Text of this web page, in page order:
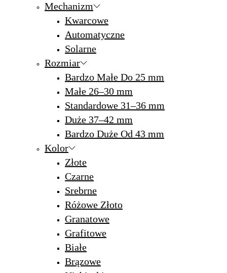
Mechanizm
Kwarcowe
Automatyczne
Solarne
Rozmiar
Bardzo Małe Do 25 mm
Małe 26–30 mm
Standardowe 31–36 mm
Duże 37–42 mm
Bardzo Duże Od 43 mm
Kolor
Złote
Czarne
Srebrne
Różowe Złoto
Granatowe
Grafitowe
Białe
Brązowe